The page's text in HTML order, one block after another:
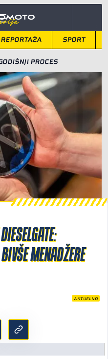
REPORTAŽA SPORT
PROCES
MENADŽERE
AKTUELNO